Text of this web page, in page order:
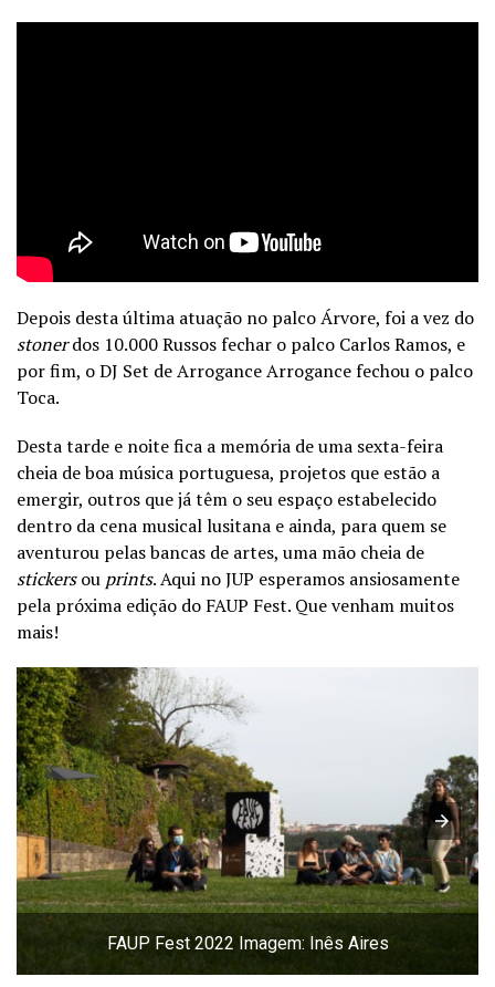
Depois desta última atuação no palco Árvore, foi a vez do
stonerdos 10.000 Russos fechar o palco Carlos Ramos, e
por fim, o DJ Set de Arrogance Arrogance fechou o palco
Toca.
Desta tarde e noite fica a memória de uma sexta-feira
cheia de boa música portuguesa, projetos que estão a
emergir, outros que já têm o seu espaço estabelecido
dentro da cena musical lusitana e ainda, para quem se
aventurou pelas bancas de artes, uma mão cheia de
stickersou prints. Aqui no JUP esperamos ansiosamente
pela próxima edição do FAUP Fest. Que venham muitos
mais!
FAUP Fest 2022 Imagem: Inês Aires